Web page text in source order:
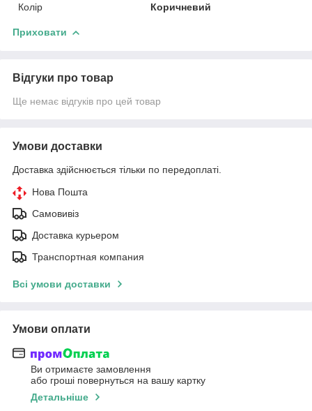
Колір
Коричневий
Приховати
Відгуки про товар
Ще немає відгуків про цей товар
Умови доставки
Доставка здійснюється тільки по передоплаті.
Нова Пошта
Самовивіз
Доставка курьером
Транспортная компания
Всі умови доставки
Умови оплати
Ви отримаєте замовлення
або гроші повернуться на вашу картку
Детальніше